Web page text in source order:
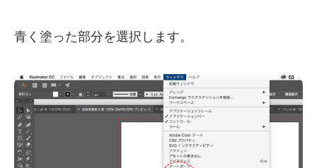
青く塗った部分を選択します。